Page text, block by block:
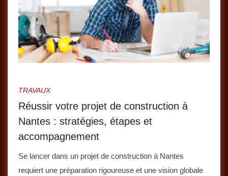
TRAVAUX
Réussir votre projet de construction à
Nantes : stratégies, étapes et
accompagnement
Se lancer dans un projet de construction à Nantes
requiert une préparation rigoureuse et une vision globale